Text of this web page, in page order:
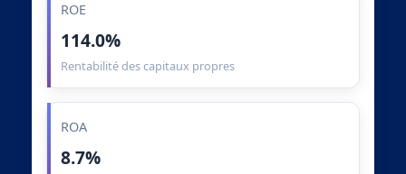
ROE
114.0%
Rentabilité des capitaux propres
ROA
8.7%